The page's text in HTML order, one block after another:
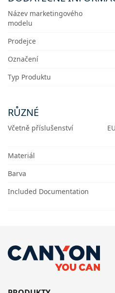
Název marketingového
modelu
Prodejce
Označení
Typ Produktu
RŮZNÉ
Včetně příslušenství
Materiál
Barva
Included Documentation